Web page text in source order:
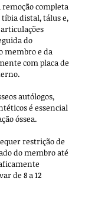
completa
distal, tálus e,
do
membro e da
com placa de
autólogos,
é essencial
óssea.
restrição de
do membro até
de 8 a 12